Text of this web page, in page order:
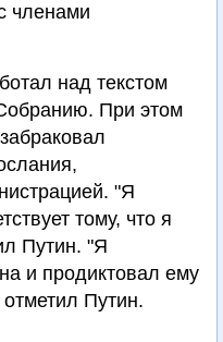
членами
над текстом
При этом
"Я
тому, что я
Путин. "Я
и продиктовал ему
Путин.